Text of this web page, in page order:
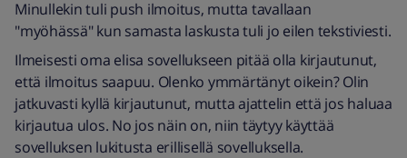
Minullekin tuli push ilmoitus, mutta tavallaan
"myöhässä" kun samasta laskusta tuli jo eilen tekstiviesti.
Ilmeisesti oma elisa sovellukseen pitää olla kirjautunut,
että ilmoitus saapuu. Olenko ymmärtänyt oikein? Olin
jatkuvasti kyllä kirjautunut, mutta ajattelin että jos haluaa
kirjautua ulos. No jos näin on, niin täytyy käyttää
sovelluksen lukitusta erillisellä sovelluksella.